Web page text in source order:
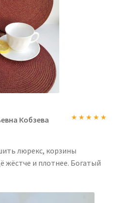
Кобзева
люрекс, корзины
жёстче и плотнее. Богатый